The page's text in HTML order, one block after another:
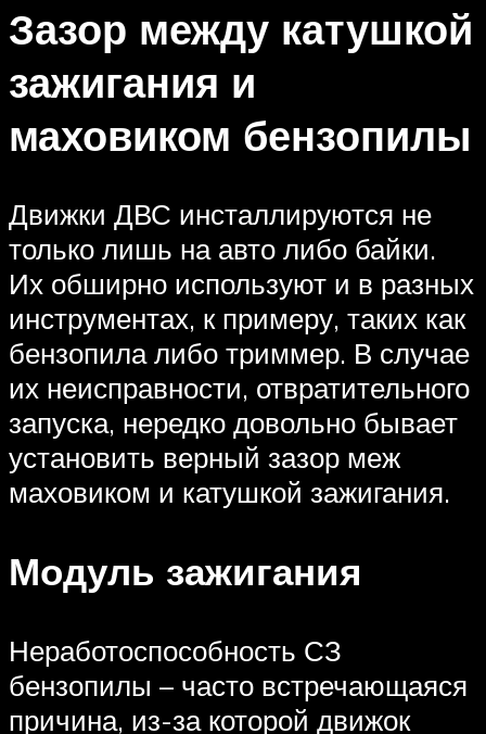
Зазор между катушкой
зажигания и
маховиком бензопилы
Движки ДВС инсталлируются не
только лишь на авто либо байки.
Их обширно используют и в разных
инструментах, к примеру, таких как
бензопила либо триммер. В случае
их неисправности, отвратительного
запуска, нередко довольно бывает
установить верный зазор меж
маховиком и катушкой зажигания.
Модуль зажигания
Неработоспособность СЗ
бензопилы – часто встречающаяся
причина, из-за которой движок